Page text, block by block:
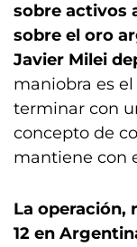
sobre activos
sobre el oro
Javier Milei
maniobra es
terminar con
concepto de
mantiene con
La operación,
12 en